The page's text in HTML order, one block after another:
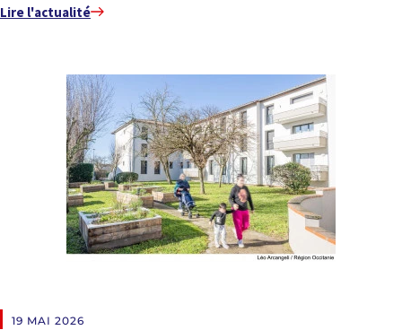
Lire l'actualité
19 MAI 2026